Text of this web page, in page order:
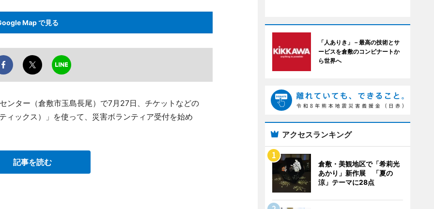
Map で見る
ンター（倉敷市玉島長尾）で7月27日、チケットなどの
ィックス）」を使って、災害ボランティア受付を始め
記事を読む
「人ありき」－最高の技術とサ
ービスを倉敷のコンビナートか
ら世界へ
アクセスランキング
倉敷・美観地区で「希莉光
あかり」新作展 「夏の
涼」テーマに28点